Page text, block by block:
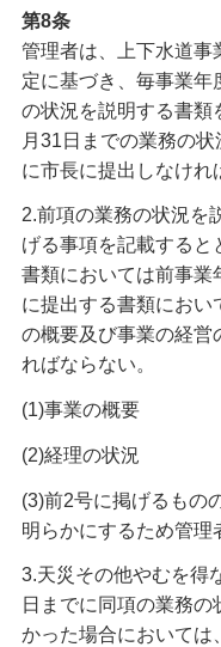
第8条
管理者は、上下水道事
定に基づき、毎事業年
の状況を説明する書類
月31日までの業務の
に市長に提出しなけれ
2.前項の業務の状況を
げる事項を記載すると
書類においては前事業
に提出する書類におい
の概要及び事業の経営
ればならない。
(1)事業の概要
(2)経理の状況
(3)前2号に掲げるもの
明らかにするため管理
3.天災その他やむを得
日までに同項の業務
かった場合においては